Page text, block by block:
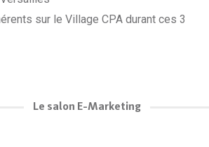
sur le Village CPA durant ces 3
Le salon E-Marketing